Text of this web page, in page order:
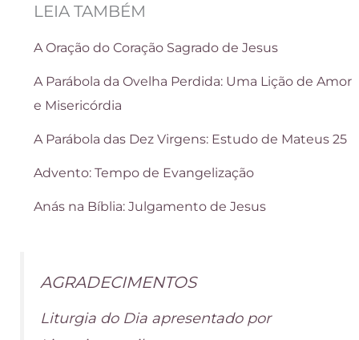
LEIA TAMBÉM
A Oração do Coração Sagrado de Jesus
A Parábola da Ovelha Perdida: Uma Lição de Amor
e Misericórdia
A Parábola das Dez Virgens: Estudo de Mateus 25
Advento: Tempo de Evangelização
Anás na Bíblia: Julgamento de Jesus
AGRADECIMENTOS
Liturgia do Dia apresentado por